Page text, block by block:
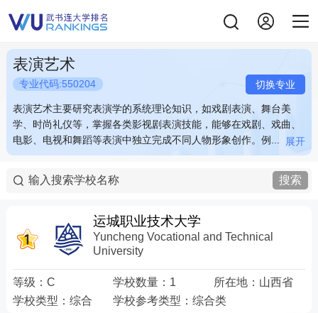
表演艺术
专业代码:550204 切换专业
表演艺术主要研究表演学的系统理论知识，如戏剧表演、舞台美
学、时尚礼仪等，掌握各类影视剧表演技能，能够在戏剧、戏曲、
电影、电视和舞蹈等表演中独立完成不同人物形象创作。例...
表演艺术主要研究表演学的系统理论知识，如戏剧表演、舞台美
学、时尚礼仪等，掌握各类影视剧表演技能，能够在戏剧、戏曲、
电影、电视和舞蹈等表演中独立完成不同人物形象创作。例如：在
练等。 关键词：表演 人物 创作 形象
展开
表演艺术主要研究表演学的系统理论知识，如戏剧表演、舞台美
学、时尚礼仪等，掌握各类影视剧表演技能，能够在戏剧、戏曲、
电影、电视和舞蹈等表演中独立完成不同人物形象创作。例...
表演艺术主要研究表演学的系统理论知识，如戏剧表演、舞台美
学、时尚礼仪等，掌握各类影视剧表演技能，能够在戏剧、戏曲、
电影、电视和舞蹈等表演中独立完成不同人物形象创作。例如：在
练等。 关键词：表演 人物 创作 形象
展开
搜索
运城职业技术大学
Yuncheng Vocational and Technical
University
等级： C 学校数量： 1 所在地： 山西省
学校类型： 综合 学校参考类型：综合类